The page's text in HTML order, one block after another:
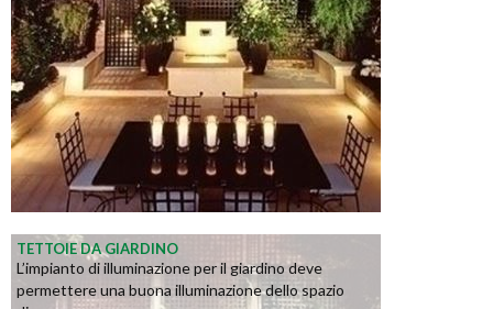
TETTOIE DA GIARDINO
L’impianto di illuminazione per il giardino deve
permettere una buona illuminazione dello spazio